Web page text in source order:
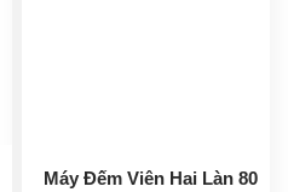
Máy Đếm Viên Hai Làn 80